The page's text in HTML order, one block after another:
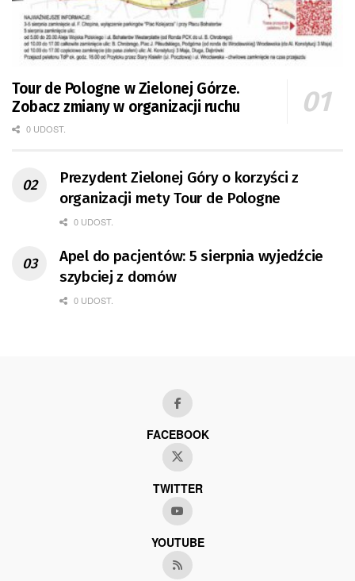
Tour de Pologne w Zielonej Górze.
Zobacz zmiany w organizacji ruchu
0 UDOST.
Prezydent Zielonej Góry o korzyści z
organizacji mety Tour de Pologne
0 UDOST.
Apel do pacjentów: 5 sierpnia wyjedźcie
szybciej z domów
0 UDOST.
FACEBOOK
TWITTER
YOUTUBE